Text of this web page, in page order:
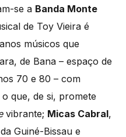
se a Banda Monte
de Toy Vieira é
músicos que
de Bana – espaço de
70 e 80 – com
que, de si, promete
vibrante; Micas Cabral,
Guiné-Bissau e